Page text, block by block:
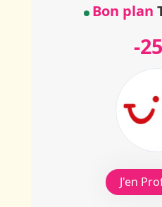
Bon plan
-
J'en